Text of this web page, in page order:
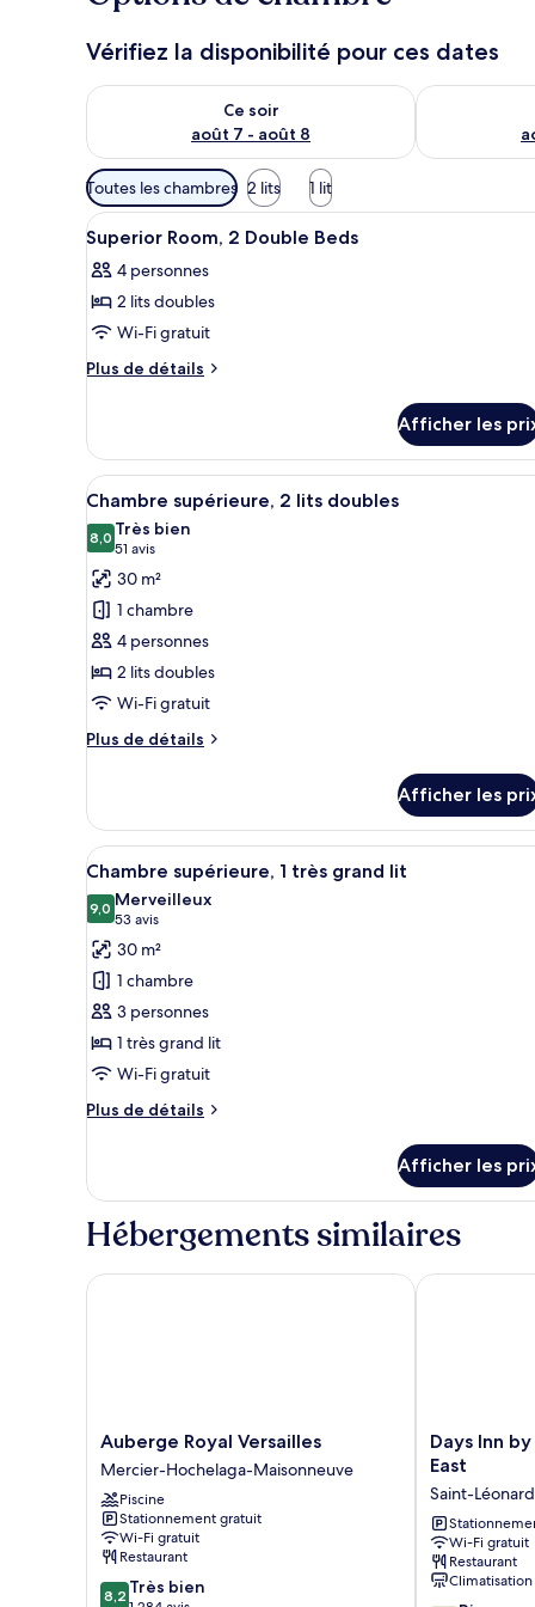
Vérifiez la disponibilité pour ces dates
Ce soir
août 7 - août 8
Vérifier la disponibilité pour ce soir août 7 - août 8
Vérifier la
Filtres
disponibles
pour
chambres
Toutes les chambres 2 lits 1 lit
Afficher
toutes
les
photos
pour
ce
chambre :
Superior
Room,
2
Double
Beds
11
Superior Room, 2 Double Beds
4 personnes
2 lits doubles
Wi-Fi gratuit
Plus de détails
Plus
Superior
Room,
2
Double
Beds
Afficher les
Afficher
toutes
les
photos
pour
ce
type
de
chambre :
Chambre
lits
doubles
6
Chambre supérieure, 2 lits doubles
8,08,0 sur 10
Très bien
51 avis
(51 avis)
30 m²
1 chambre
4 personnes
2 lits doubles
Wi-Fi gratuit
Plus de détails
Plus
Chambre
supérieure,
2
doubles
Afficher les
Afficher
toutes
les
photos
pour
ce
type
de
chambre :
Chambre
très
grand
lit
8
Chambre supérieure, 1 très grand lit
9,09,0 sur 10
Merveilleux
53 avis
(53 avis)
30 m²
1 chambre
3 personnes
1 très grand lit
Wi-Fi gratuit
Plus de détails
Plus
Chambre
supérieure,
grand
Afficher les
Hébergements similaires
Auberge
Royal
Versailles
Mercier-
Hochelaga-
Maisonneuve
Auberge Royal Versailles
Mercier-Hochelaga-Maisonneuve
Piscine
Stationnement gratuit
Wi-Fi gratuit
Restaurant
8.2
8,2 Très bien
Auberge Royal Versailles
Days
Inn
Wyndham
Montreal
East
Saint-
Léonard
Days Inn
East
Saint-Léonard
Wi-Fi gratuit
Restaurant
Climatisation
Days Inn by